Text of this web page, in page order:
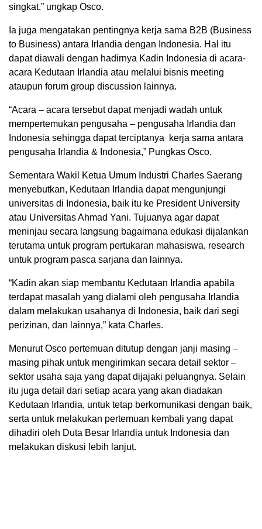
singkat,” ungkap Osco.
Ia juga mengatakan pentingnya kerja sama B2B (Business
to Business) antara Irlandia dengan Indonesia. Hal itu
dapat diawali dengan hadirnya Kadin Indonesia di acara-
acara Kedutaan Irlandia atau melalui bisnis meeting
ataupun forum group discussion lainnya.
“Acara – acara tersebut dapat menjadi wadah untuk
mempertemukan pengusaha – pengusaha Irlandia dan
Indonesia sehingga dapat terciptanya kerja sama antara
pengusaha Irlandia & Indonesia,” Pungkas Osco.
Sementara Wakil Ketua Umum Industri Charles Saerang
menyebutkan, Kedutaan Irlandia dapat mengunjungi
universitas di Indonesia, baik itu ke President University
atau Universitas Ahmad Yani. Tujuanya agar dapat
meninjau secara langsung bagaimana edukasi dijalankan
terutama untuk program pertukaran mahasiswa, research
untuk program pasca sarjana dan lainnya.
“Kadin akan siap membantu Kedutaan Irlandia apabila
terdapat masalah yang dialami oleh pengusaha Irlandia
dalam melakukan usahanya di Indonesia, baik dari segi
perizinan, dan lainnya,” kata Charles.
Menurut Osco pertemuan ditutup dengan janji masing –
masing pihak untuk mengirimkan secara detail sektor –
sektor usaha saja yang dapat dijajaki peluangnya. Selain
itu juga detail dari setiap acara yang akan diadakan
Kedutaan Irlandia, untuk tetap berkomunikasi dengan baik,
serta untuk melakukan pertemuan kembali yang dapat
dihadiri oleh Duta Besar Irlandia untuk Indonesia dan
melakukan diskusi lebih lanjut.